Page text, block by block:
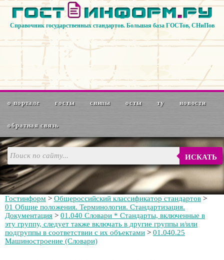
Справочник государственных стандартов. Большая база ГОСТов, СНиПов
о портале госты снипы осты ту новости
обратная связь
ИСКАТЬ
Гостинформ > Общероссийский классификатор стандартов >
01 Общие положения. Терминология. Стандартизация.
Документация > 01.040 Словари * Стандарты, включенные в
эту группу, следует также включать в другие группы и/или
подгруппы в соответствии с их объектами > 01.040.25
Машиностроение (Словари)